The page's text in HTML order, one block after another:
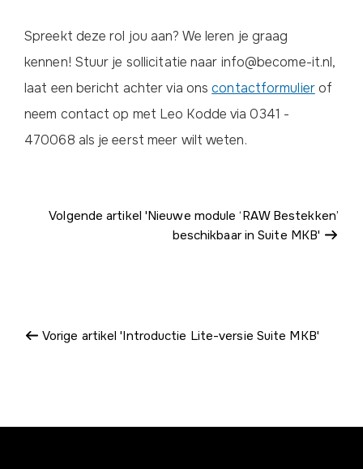
Spreekt deze rol jou aan? We leren je graag
kennen! Stuur je sollicitatie naar info@become-it.nl,
laat een bericht achter via onscontactformulierof
neem contact op met Leo Kodde via 0341 -
470068 als je eerst meer wilt weten.
Volgende artikel 'Nieuwe module ‘RAW Bestekken’
beschikbaar in Suite MKB'
Vorige artikel 'Introductie Lite-versie Suite MKB'